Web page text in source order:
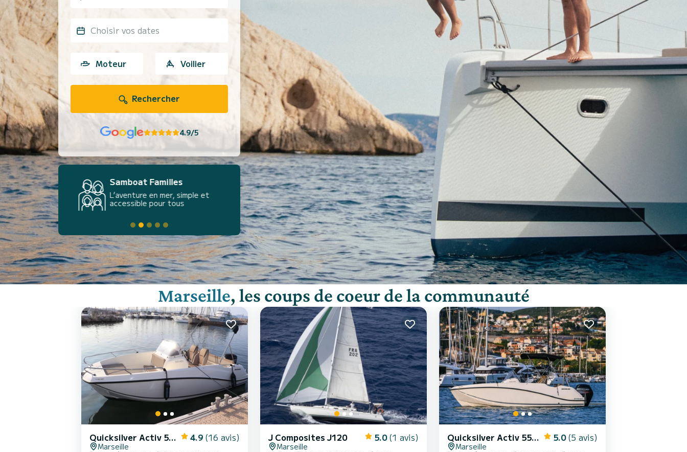
Choisir vos dates
Moteur Voilier
Rechercher
4.9/5
Samboat Familles
L’aventure en mer, simple et
accessible pour tous
Marseille, les coups de coeur de la communauté
Quicksilver Activ 555 Open 4.9 (16 avis)
Marseille
J Composites J120 5.0 (1 avis)
Marseille
Quicksilver Activ 555 Open 5.0 (5 avis)
Marseille